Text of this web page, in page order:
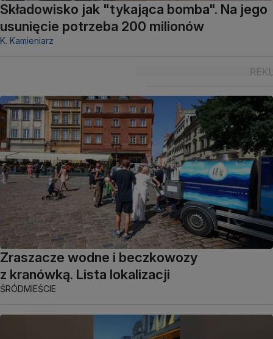
Składowisko jak "tykająca bomba". Na jego
usunięcie potrzeba 200 milionów
K. Kamieniarz
Zraszacze wodne i beczkowozy
z kranówką. Lista lokalizacji
ŚRÓDMIEŚCIE